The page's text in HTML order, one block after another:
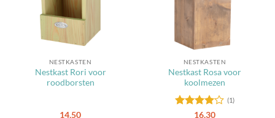
NESTKASTEN
Nestkast Rori voor
roodborsten
14,50
NESTKASTEN
Nestkast Rosa voor
koolmezen
Gewaardeerd
(1)
16,30